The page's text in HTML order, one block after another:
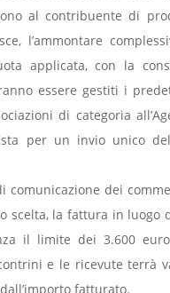
al contribuente di
l’ammontare
applicata, con la
essere gestiti i
di categoria
per un invio unico
comunicazione dei
scelta, la fattura in luogo
il limite dei 3.600
e le ricevute terrà
fatturato.